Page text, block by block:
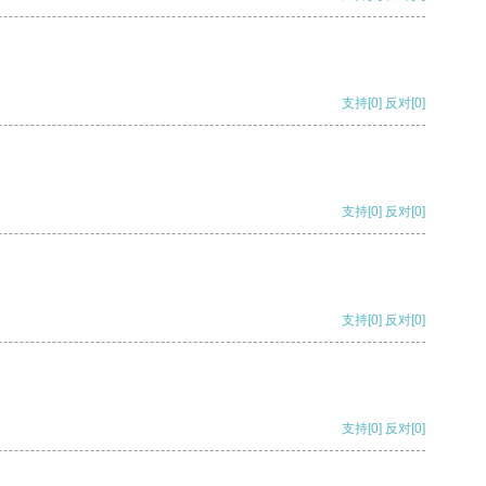
支持[0] 反对[0]
支持[0] 反对[0]
支持[0] 反对[0]
支持[0] 反对[0]